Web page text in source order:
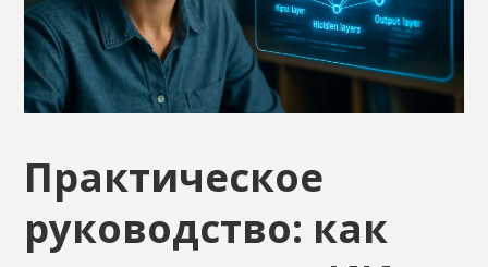
Практическое
руководство: как